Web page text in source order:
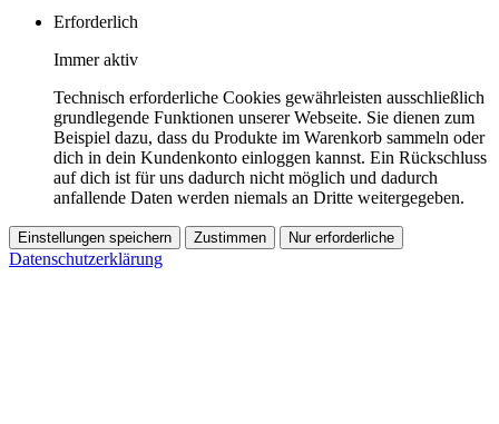
Erforderlich
Immer aktiv
Technisch erforderliche Cookies gewährleisten ausschließlich
grundlegende Funktionen unserer Webseite. Sie dienen zum
Beispiel dazu, dass du Produkte im Warenkorb sammeln oder
dich in dein Kundenkonto einloggen kannst. Ein Rückschluss
auf dich ist für uns dadurch nicht möglich und dadurch
anfallende Daten werden niemals an Dritte weitergegeben.
Einstellungen speichern Zustimmen Nur erforderliche
Datenschutzerklärung